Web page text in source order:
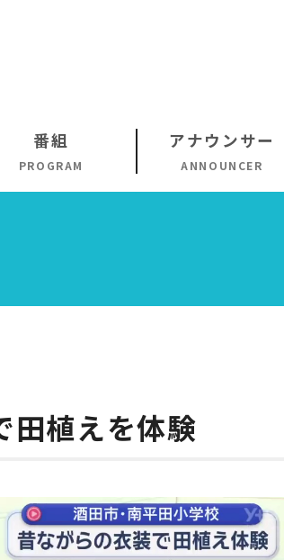
番組
PROGRAM
アナウンサー
ANNOUNCER
田植えを体験